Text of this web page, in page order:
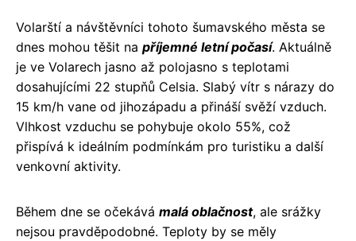
Volarští a návštěvníci tohoto šumavského města se
dnes mohou těšit na příjemné letní počasí. Aktuálně
je ve Volarech jasno až polojasno s teplotami
dosahujícími 22 stupňů Celsia. Slabý vítr s nárazy do
15 km/h vane od jihozápadu a přináší svěží vzduch.
Vlhkost vzduchu se pohybuje okolo 55%, což
přispívá k ideálním podmínkám pro turistiku a další
venkovní aktivity.
Během dne se očekává malá oblačnost, ale srážky
nejsou pravděpodobné. Teploty by se měly